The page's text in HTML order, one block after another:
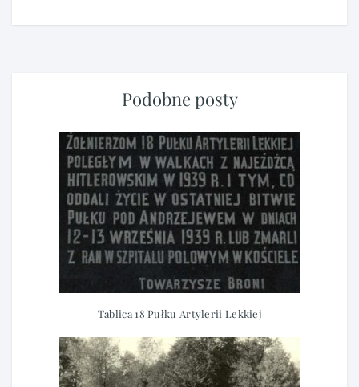
Podobne posty
Tablica 18 Pułku Artylerii Lekkiej